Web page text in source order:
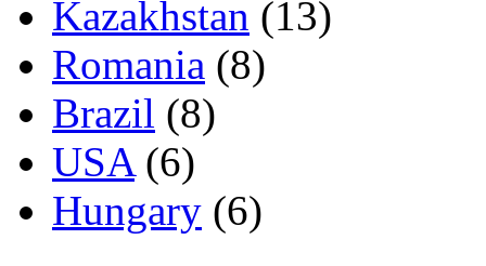
Kazakhstan (13)
Romania (8)
Brazil (8)
USA(6)
Hungary (6)